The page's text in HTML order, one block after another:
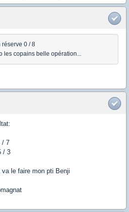
réserve 0 / 8
les copains belle opération...
/ 7
/ 3
le faire mon pti Benji